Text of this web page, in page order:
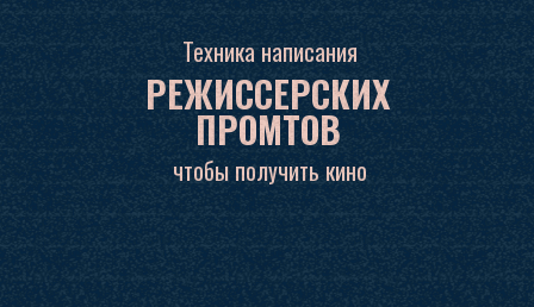
Техника написания
чтобы получить кино
РЕЖИССЕРСКИХ
ПРОМТОВ